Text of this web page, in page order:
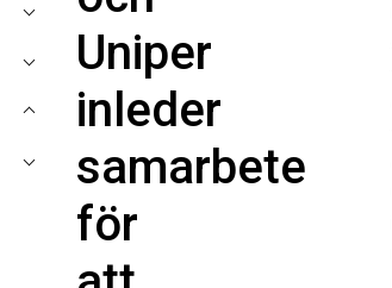
Uniper
inleder
samarbete
för